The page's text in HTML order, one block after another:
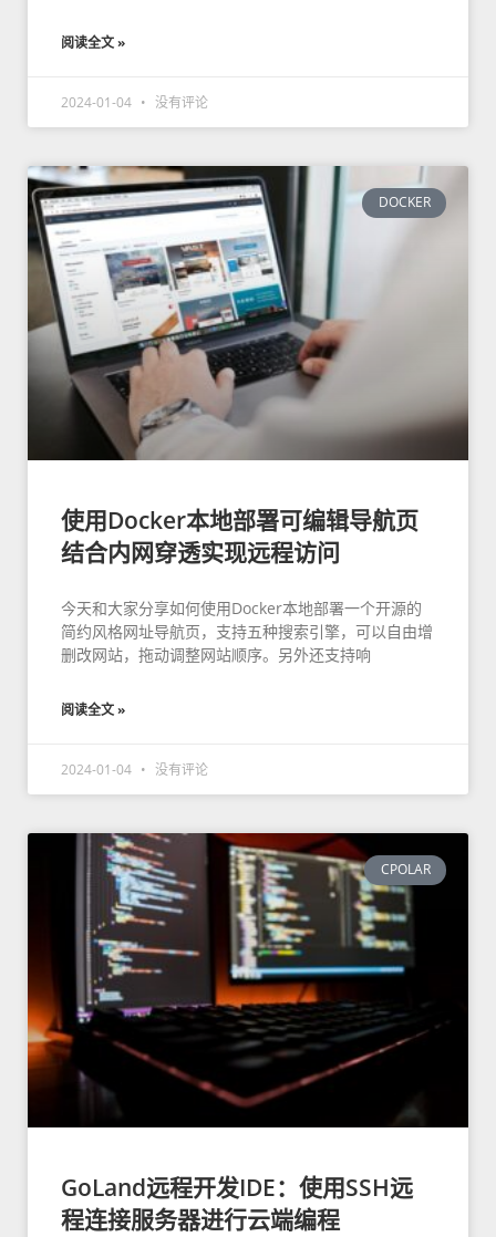
阅读全文 »
2024-01-04 没有评论
DOCKER
使用Docker本地部署可编辑导航页
结合内网穿透实现远程访问
今天和大家分享如何使用Docker本地部署一个开源的
简约风格网址导航页，支持五种搜索引擎，可以自由增
删改网站，拖动调整网站顺序。另外还支持响
阅读全文 »
2024-01-04 没有评论
CPOLAR
GoLand远程开发IDE：使用SSH远
程连接服务器进行云端编程